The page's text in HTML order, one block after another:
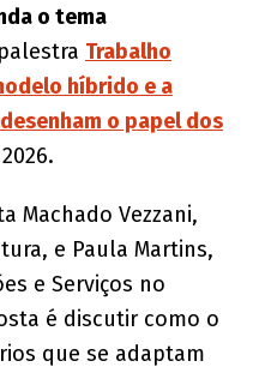
o tema
Trabalho
híbrido e a
o papel dos
Machado Vezzani,
e Paula Martins,
e Serviços no
é discutir como o
que se adaptam